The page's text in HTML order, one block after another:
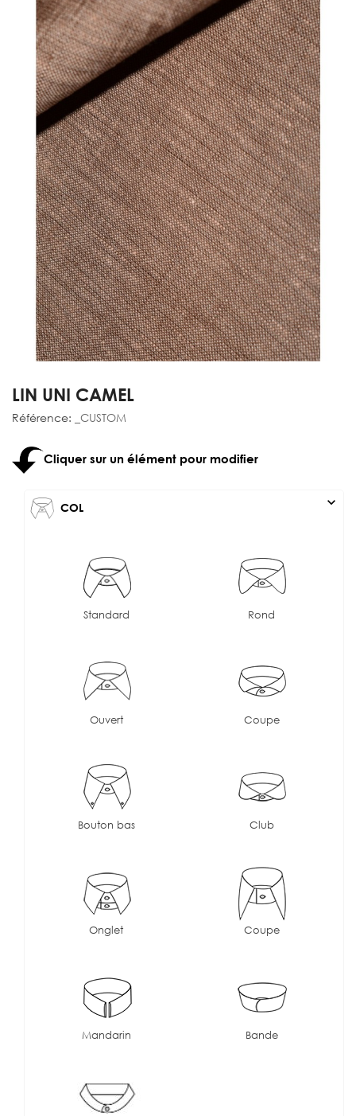
LIN UNI CAMEL
Référence: _CUSTOM
Cliquer sur un élément pour modifier
COL expand_more
Standard Rond
Ouvert Coupe
Bouton bas Club
Onglet Coupe
Mandarin Bande